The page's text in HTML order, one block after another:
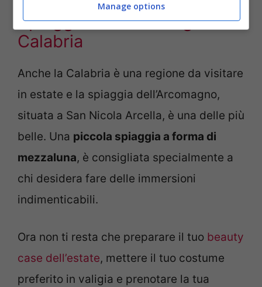
Spiaggia dell’Arcomagno in
Calabria
Anche la Calabria è una regione da visitare
in estate e la spiaggia dell’Arcomagno,
situata a San Nicola Arcella, è una delle più
belle. Una piccola spiaggia a forma di
mezzaluna, è consigliata specialmente a
chi desidera fare delle immersioni
indimenticabili.
Ora non ti resta che preparare il tuo beauty
case dell’estate, mettere il tuo costume
preferito in valigia e prenotare la tua
Manage options